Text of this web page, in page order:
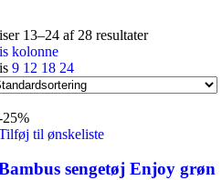
13–24 af 28 resultater
kolonne
9 12 18 24
25%
til ønskeliste
sengetøj Enjoy grøn